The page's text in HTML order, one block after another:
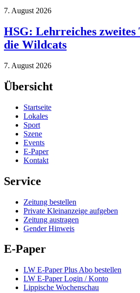
7. August 2026
HSG: Lehrreiches zweites
die Wildcats
7. August 2026
Übersicht
Startseite
Lokales
Sport
Szene
Events
E-Paper
Kontakt
Service
Zeitung bestellen
Private Kleinanzeige aufgeben
Zeitung austragen
Gender Hinweis
E-Paper
LW E-Paper Plus Abo bestellen
LW E-Paper Login / Konto
Lippische Wochenschau